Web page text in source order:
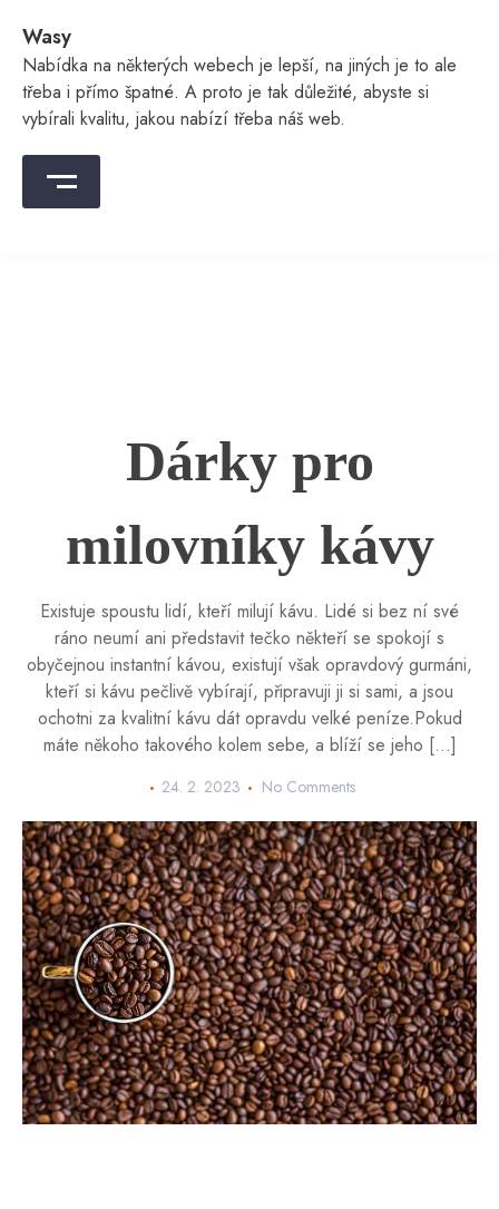
content
Wasy
Nabídka na některých webech je lepší, na jiných je to ale
třeba i přímo špatné. A proto je tak důležité, abyste si
vybírali kvalitu, jakou nabízí třeba náš web.
Dárky pro
milovníky kávy
Existuje spoustu lidí, kteří milují kávu. Lidé si bez ní své
ráno neumí ani představit tečko někteří se spokojí s
obyčejnou instantní kávou, existují však opravdový gurmáni,
kteří si kávu pečlivě vybírají, připravuji ji si sami, a jsou
ochotni za kvalitní kávu dát opravdu velké peníze.Pokud
máte někoho takového kolem sebe, a blíží se jeho […]
24. 2. 2023 No Comments